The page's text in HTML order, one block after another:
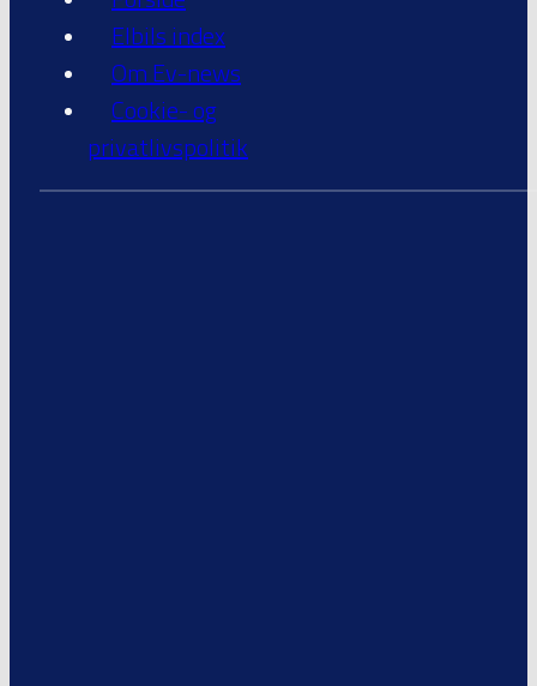
Elbils index
Om Ev-news
Cookie- og
privatlivspolitik